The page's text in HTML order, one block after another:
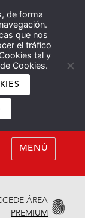
de forma
que nos
el tráfico
tal y
Cookies.
English
MENÚ
ÁREA
PREMIUM